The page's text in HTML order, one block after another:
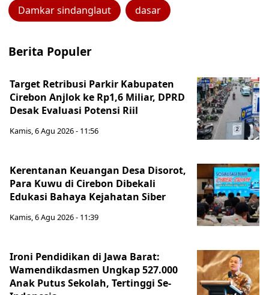
Damkar sindanglaut dasar
Berita Populer
Target Retribusi Parkir Kabupaten
Cirebon Anjlok ke Rp1,6 Miliar, DPRD
Desak Evaluasi Potensi Riil
Kamis, 6 Agu 2026 - 11:56
Kerentanan Keuangan Desa Disorot,
Para Kuwu di Cirebon Dibekali
Edukasi Bahaya Kejahatan Siber
Kamis, 6 Agu 2026 - 11:39
Ironi Pendidikan di Jawa Barat:
Wamendikdasmen Ungkap 527.000
Anak Putus Sekolah, Tertinggi Se-